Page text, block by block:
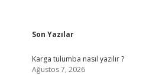
Sidebar
Son Yazılar
Karga tulumba nasıl yazılır ?
Ağustos 7, 2026